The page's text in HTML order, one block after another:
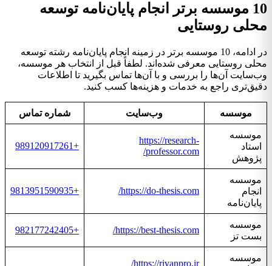
10 موسسه برتر انجام پایان‌نامه توسعه
محلی روستایی
در ادامه، 10 موسسه برتر در زمینه انجام پایان‌نامه رشته توسعه
محلی روستایی معرفی شده‌اند. لطفاً قبل از انتخاب هر موسسه،
وب‌سایت آن‌ها را بررسی و با آن‌ها تماس بگیرید تا اطلاعات
دقیق‌تری راجع به خدمات و هزینه‌ها کسب کنید.
موسسه وب‌سایت شماره تماس
موسسه
استاد
پژوهش
https://research-
professor.com/
+989120917261
موسسه
انجام
پایان‌نامه
https://do-thesis.com/
+9813951590935
موسسه
بست تز
https://best-thesis.com/
+982177242405
موسسه
https://rivanpro.ir/